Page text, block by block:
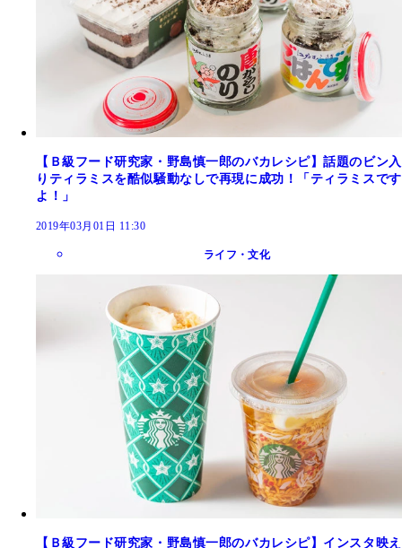
【Ｂ級フード研究家・野島慎一郎のバカレシピ】話題のビン入
りティラミスを酷似騒動なしで再現に成功！「ティラミスです
よ！」
2019年03月01日 11:30
ライフ・文化
【Ｂ級フード研究家・野島慎一郎のバカレシピ】インスタ映え